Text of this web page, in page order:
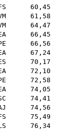
60,45
61,58
64,47
66,45
66,56
67,24
70,17
72,10
72,58
74,05
74,41
74,56
75,49
76,34